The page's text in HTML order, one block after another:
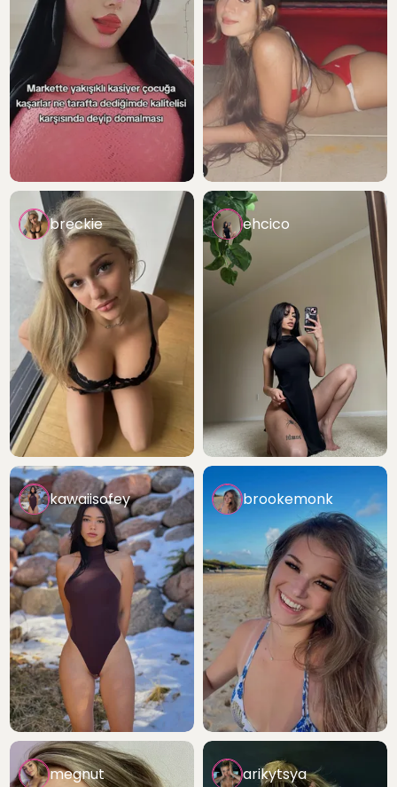
breckie ehcico
kawaiisofey brookemonk
megnut arikytsya